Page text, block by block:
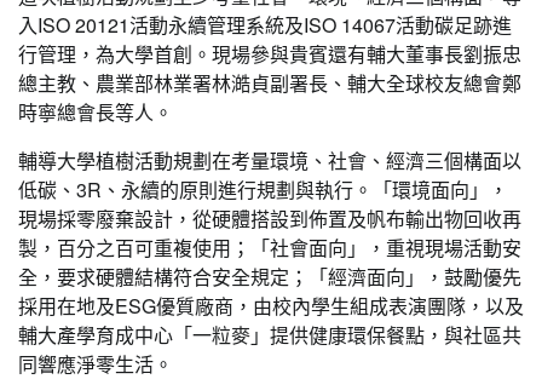
入ISO 20121活動永續管理系統及ISO 14067活動碳足跡進
行管理，為大學首創。現場參與貴賓還有輔大董事長劉振忠
總主教、農業部林業署林澔貞副署長、輔大全球校友總會鄭
時寧總會長等人。
輔導大學植樹活動規劃在考量環境、社會、經濟三個構面以
低碳、3R、永續的原則進行規劃與執行。「環境面向」，
現場採零廢棄設計，從硬體搭設到佈置及帆布輸出物回收再
製，百分之百可重複使用；「社會面向」，重視現場活動安
全，要求硬體結構符合安全規定；「經濟面向」，鼓勵優先
採用在地及ESG優質廠商，由校內學生組成表演團隊，以及
輔大產學育成中心「一粒麥」提供健康環保餐點，與社區共
同響應淨零生活。